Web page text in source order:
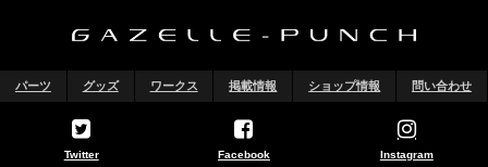
パーツ グッズ ワークス 掲載情報 ショップ情報 問い合わせ
Twitter Facebook Instagram